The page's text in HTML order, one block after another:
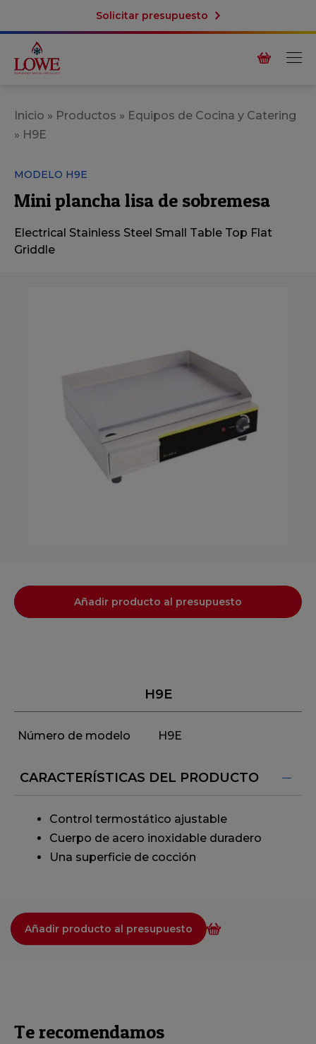
Solicitar presupuesto
Inicio » Productos » Equipos de Cocina y Catering
» H9E
MODELO H9E
Mini plancha lisa de sobremesa
Electrical Stainless Steel Small Table Top Flat
Griddle
Añadir producto al presupuesto
H9E
Número de modelo H9E
CARACTERÍSTICAS DEL PRODUCTO
Control termostático ajustable
Cuerpo de acero inoxidable duradero
Una superficie de cocción
Añadir producto al presupuesto
Te recomendamos